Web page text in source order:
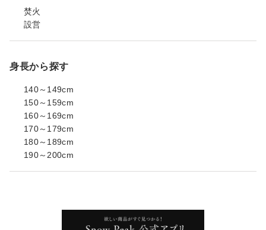
焚火
設営
身長から探す
140～149cm
150～159cm
160～169cm
170～179cm
180～189cm
190～200cm